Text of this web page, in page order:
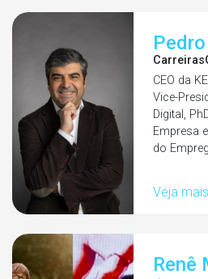
Carreiras
CEO da
Vice-
Digital,
Empresa
do
Veja
Renê